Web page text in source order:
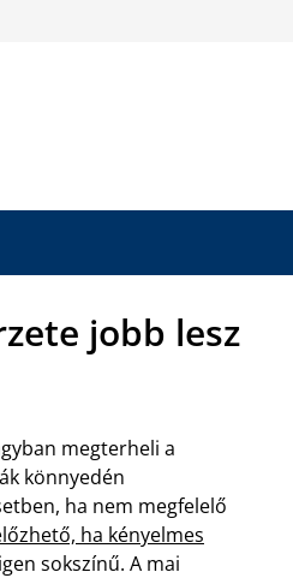
jobb lesz
megterheli a
könnyedén
ha nem megfelelő
ha kényelmes
sokszínű. A mai